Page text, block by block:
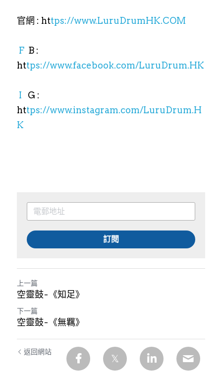
官網 : https://www.LuruDrumHK.COM
​​ F
  B :
https://www.facebook.com/LuruDrum.HK​​
I
   G :
https://www.instagram.com/LuruDrum.H
K​​
訂閱
上一篇
空靈鼓-《知足》
下一篇
空靈鼓-《無羈》
返回網站